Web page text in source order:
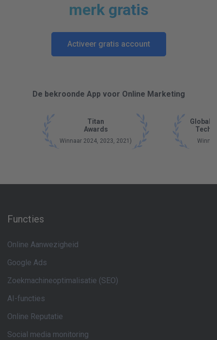
merk gratis
Activeer gratis account
De bekroonde App voor Online Marketing
Titan
Awards
Winnaar 2024, 2023, 2021)
Global
Tech
Functies
Online Aanwezigheid
Google Ads
Zoekmachineoptimalisatie (SEO)
AI-functies
Online Reputatie
Social media monitoring